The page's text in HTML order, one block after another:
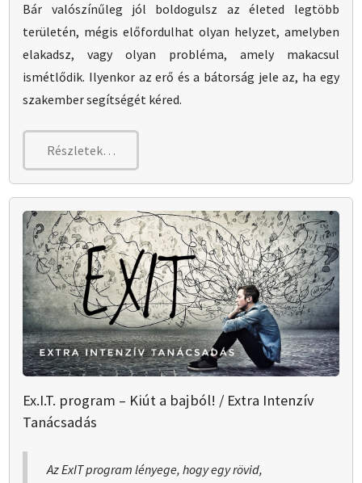
Bár valószínűleg jól boldogulsz az életed legtöbb
területén, mégis előfordulhat olyan helyzet, amelyben
elakadsz, vagy olyan probléma, amely makacsul
ismétlődik. Ilyenkor az erő és a bátorság jele az, ha egy
szakember segítségét kéred.
Részletek…
Ex.I.T. program – Kiút a bajból! / Extra Intenzív
Tanácsadás
Az ExIT program lényege, hogy egy rövid,